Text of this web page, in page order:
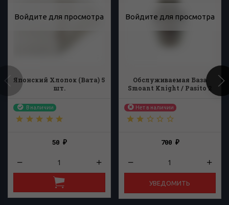
Войдите для просмотра
Японский Хлопок (Вата) 5
шт.
В наличии
50 ₽
Войдите для просмотра
Обслуживаемая База
Smoant Knight / Pasito 2
Нет в наличии
700 ₽
УВЕДОМИТЬ